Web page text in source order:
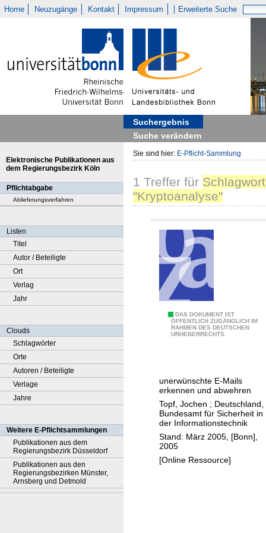
Home Neuzugänge Kontakt Impressum Erweiterte Suche
Suchergebnis
Suche verändern
Elektronische Publikationen aus
dem Regierungsbezirk Köln
Pflichtabgabe
Ablieferungsverfahren
Listen
Titel
Autor / Beteiligte
Ort
Verlag
Jahr
Clouds
Schlagwörter
Orte
Autoren / Beteiligte
Verlage
Jahre
Weitere E-Pflichtsammlungen
Publikationen aus dem
Regierungsbezirk Düsseldorf
Publikationen aus den
Regierungsbezirken Münster,
Arnsberg und Detmold
Sie sind hier: E-Pflicht-Sammlung
1 Treffer für
"Kryptoanalyse"
DAS DOKUMENT IST
ÖFFENTLICH ZUGÄNGLICH IM
RAHMEN DES DEUTSCHEN
URHEBERRECHTS.
p
a
m
-
S
t
r
unerwünschte E-Mails
erkennen und abwehren
Topf, Jochen ; Deutschland,
Bundesamt für Sicherheit in
der Informationstechnik
Stand: März 2005, [Bonn],
2005
[Online Ressource]